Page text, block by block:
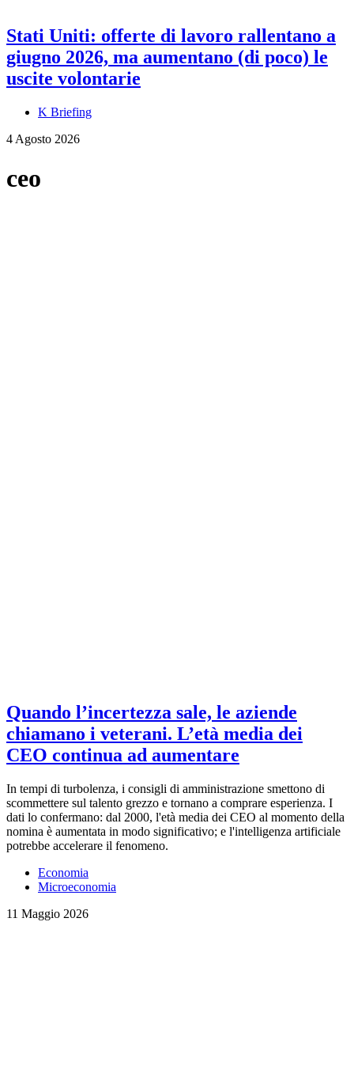
Stati Uniti: offerte di lavoro rallentano a
giugno 2026, ma aumentano (di poco) le
uscite volontarie
K Briefing
4 Agosto 2026
ceo
Quando l’incertezza sale, le aziende
chiamano i veterani. L’età media dei
CEO continua ad aumentare
In tempi di turbolenza, i consigli di amministrazione smettono di
scommettere sul talento grezzo e tornano a comprare esperienza. I
dati lo confermano: dal 2000, l'età media dei CEO al momento della
nomina è aumentata in modo significativo; e l'intelligenza artificiale
potrebbe accelerare il fenomeno.
Economia
Microeconomia
11 Maggio 2026